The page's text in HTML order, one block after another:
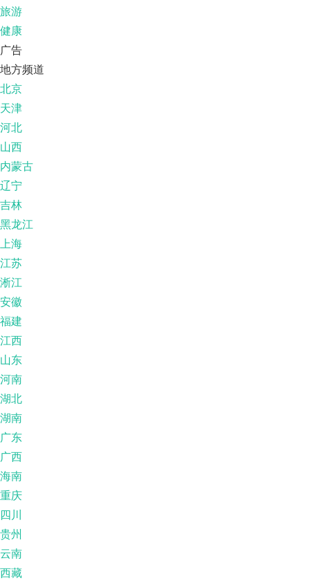
旅游
健康
广告
地方频道
北京
天津
河北
山西
内蒙古
辽宁
吉林
黑龙江
上海
江苏
淅江
安徽
福建
江西
山东
河南
湖北
湖南
广东
广西
海南
重庆
四川
贵州
云南
西藏